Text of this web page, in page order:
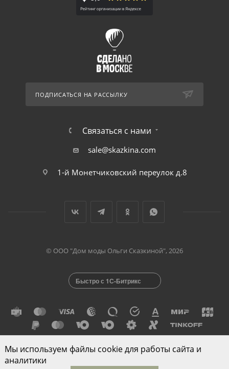
ПОДПИСАТЬСЯ НА РАССЫЛКУ
Связаться с нами
sale@skazkina.com
1-й Монетчиковский переулок д.8
© ООО "Дом моды Ольги Сказкиной", 2026
Быстро с 1С-Битрикс
Разработано в
Мы используем файлы cookie для работы сайта и
аналитики